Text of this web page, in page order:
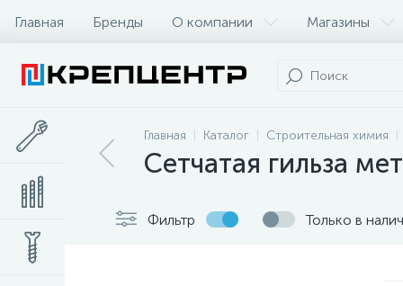
Главная Бренды О компании Магазины
Главная Каталог Строительная химия
Сетчатая гильза
Фильтр Только в